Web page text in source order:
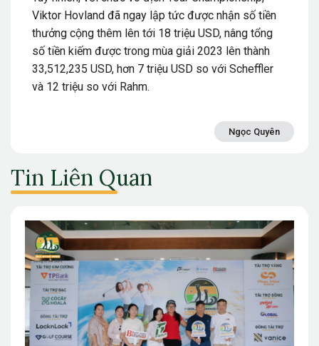
Viktor Hovland đã ngay lập tức được nhận số tiền
thưởng cộng thêm lên tới 18 triệu USD, nâng tổng
số tiền kiếm được trong mùa giải 2023 lên thành
33,512,235 USD, hơn 7 triệu USD so với Scheffler
và 12 triệu so với Rahm.
Ngọc Quyên
Tin Liên Quan